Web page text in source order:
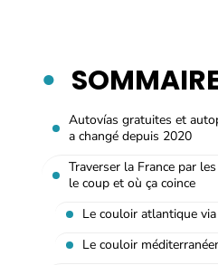
Autovías gratuites et
a changé depuis 2020
Traverser la France par
le coup et où ça coince
Le couloir atlantique
Le couloir